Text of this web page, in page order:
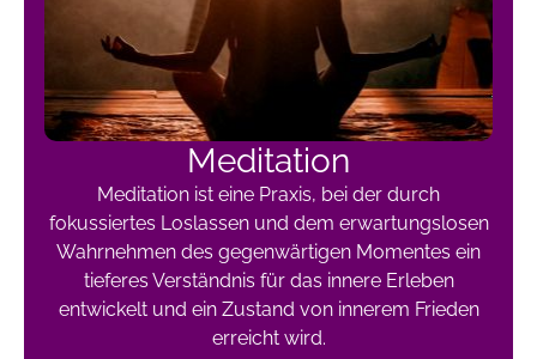
Meditation
Meditation ist eine Praxis, bei der durch
fokussiertes Loslassen und dem erwartungslosen
Wahrnehmen des gegenwärtigen Momentes ein
tieferes Verständnis für das innere Erleben
entwickelt und ein Zustand von innerem Frieden
erreicht wird.